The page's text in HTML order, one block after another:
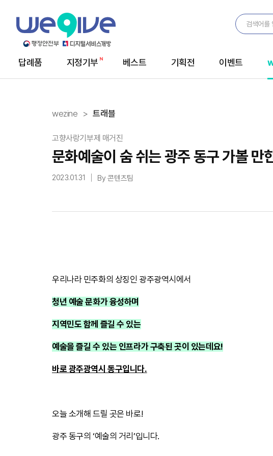
메
답례품 지정기부 베스트 기획전 이벤트
wezine 트래블
고향사랑기부제 매거진
문화예술이 숨 쉬는 광주 동구 가볼 만
2023.01.31 By 콘텐츠팀
우리나라 민주화의 상징인 광주광역시에서
청년 예술 문화가 융성하며
지역민도 함께 즐길 수 있는
예술을 즐길 수 있는 인프라가 구축된 곳이 있는데요!
바로 광주광역시 동구입니다.
오늘 소개해 드릴 곳은 바로!
광주 동구의 ‘예술의 거리’입니다.